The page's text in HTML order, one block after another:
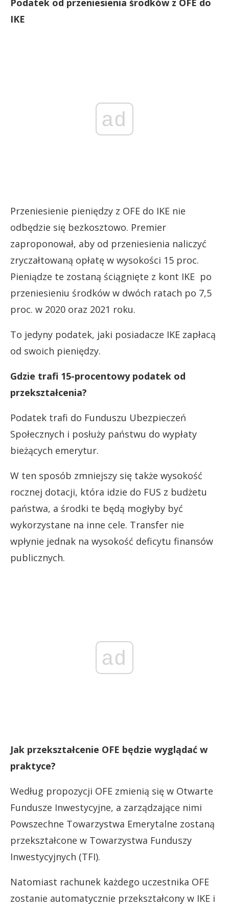
IKE
ad
Przeniesienie pieniędzy z OFE do IKE nie
odbędzie się bezkosztowo. Premier
zaproponował, aby od przeniesienia naliczyć
zryczałtowaną opłatę w wysokości 15 proc.
Pieniądze te zostaną ściągnięte z kont IKE po
przeniesieniu środków w dwóch ratach po 7,5
proc. w 2020 oraz 2021 roku.
To jedyny podatek, jaki posiadacze IKE zapłacą
od swoich pieniędzy.
Gdzie trafi 15-procentowy podatek od
przekształcenia?
Podatek trafi do Funduszu Ubezpieczeń
Społecznych i posłuży państwu do wypłaty
bieżących emerytur.
W ten sposób zmniejszy się także wysokość
rocznej dotacji, która idzie do FUS z budżetu
państwa, a środki te będą mogłyby być
wykorzystane na inne cele. Transfer nie
wpłynie jednak na wysokość deficytu finansów
publicznych.
ad
Jak przekształcenie OFE będzie wyglądać w
praktyce?
Według propozycji OFE zmienią się w Otwarte
Fundusze Inwestycyjne, a zarządzające nimi
Powszechne Towarzystwa Emerytalne zostaną
przekształcone w Towarzystwa Funduszy
Inwestycyjnych (TFI).
Natomiast rachunek każdego uczestnika OFE
zostanie automatycznie przekształcony w IKE i